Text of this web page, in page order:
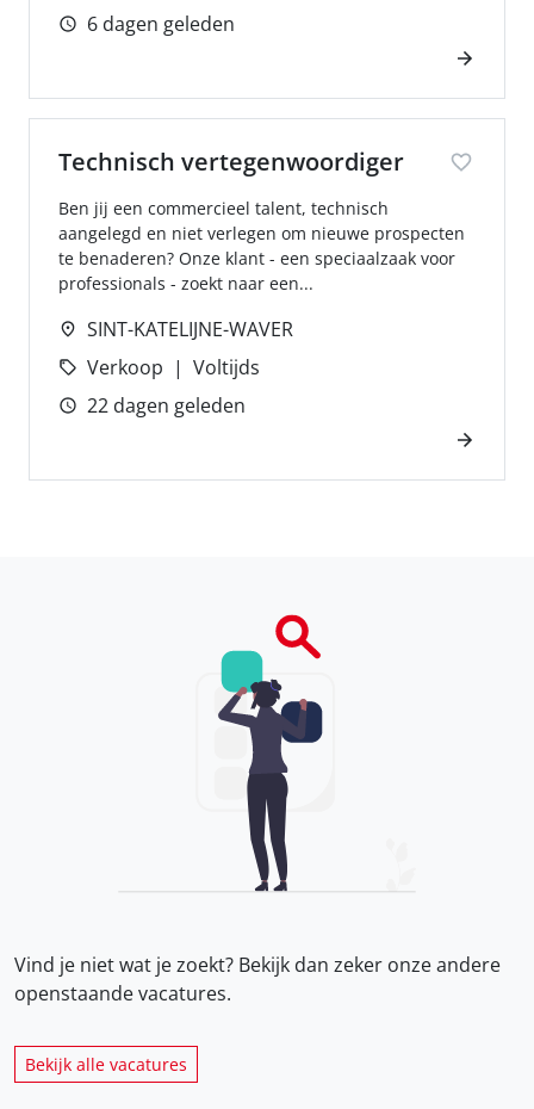
6 dagen geleden
Technisch vertegenwoordiger
Ben jij een commercieel talent, technisch
aangelegd en niet verlegen om nieuwe prospecten
te benaderen? Onze klant - een speciaalzaak voor
professionals - zoekt naar een...
SINT-KATELIJNE-WAVER
Verkoop
Voltijds
22 dagen geleden
Vind je niet wat je zoekt? Bekijk dan zeker onzeandere
openstaande vacatures.
Bekijk alle vacatures